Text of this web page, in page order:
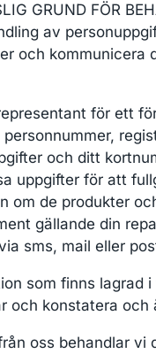
GRUND FÖR
av
och
för ett
och ditt
uppgifter för att
om de produkter
gällande din
sms, mail eller
som finns
och konstatera
oss behandlar